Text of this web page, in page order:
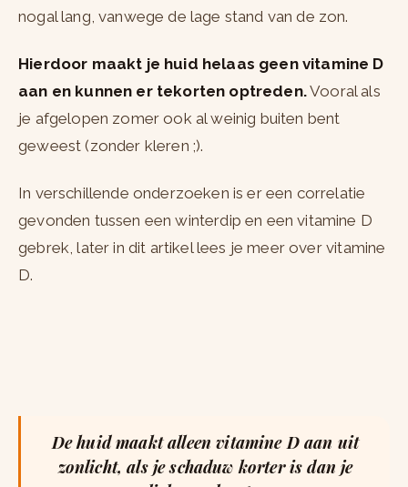
nogal lang, vanwege de lage stand van de zon.
Hierdoor maakt je huid helaas geen vitamine D
aan en kunnen er tekorten optreden.Vooral als
je afgelopen zomer ook al weinig buiten bent
geweest (zonder kleren ;).
In verschillende onderzoeken is er een correlatie
gevonden tussen een winterdip en een vitamine D
gebrek, later in dit artikel lees je meer over vitamine
D.
De huid maakt alleen vitamine D aan uit
zonlicht, als je schaduw korter is dan je